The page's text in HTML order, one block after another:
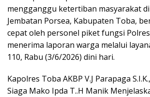
mengganggu ketertiban masyarakat
Jembatan Porsea, Kabupaten Toba,
cepat oleh personel piket fungsi
menerima laporan warga melalui
110, Rabu (3/6/2026) dini hari.
Kapolres Toba AKBP V.J Parapaga
Siaga Mako Ipda T..H Manik